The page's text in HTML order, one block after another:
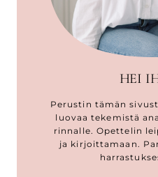
HEI
Perustin tämän
luovaa tekemistä
rinnalle. Opettelin
ja kirjoittamaan.